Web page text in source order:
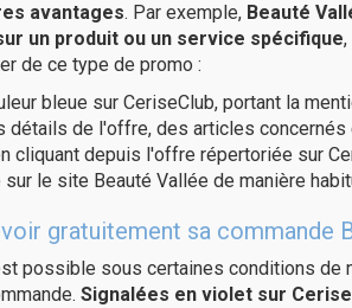
avantages. Par exemple, Beauté
un produit ou un service spécifique
de ce type de promo :
bleue sur CeriseClub, portant la
détails de l'offre, des articles
cliquant depuis l'offre répertoriée sur
le site Beauté Vallée de manière
gratuitement sa commande
possible sous certaines conditions de
Signalées en violet sur